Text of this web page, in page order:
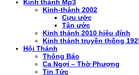
Kinh thánh Mp3
Kinh-thánh 2002
Cựu ước
Tân ước
Kinh thánh 2010 hiệu đính
Kinh thánh truyền thống
Hội Thánh
Thông Báo
Ca Ngợi – Thờ Phượng
Tin Tức